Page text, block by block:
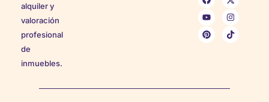
alquiler y
valoración
profesional
de
inmuebles.